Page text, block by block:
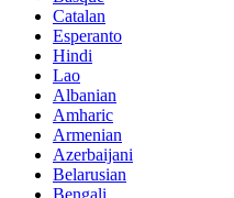
Catalan
Esperanto
Hindi
Lao
Albanian
Amharic
Armenian
Azerbaijani
Belarusian